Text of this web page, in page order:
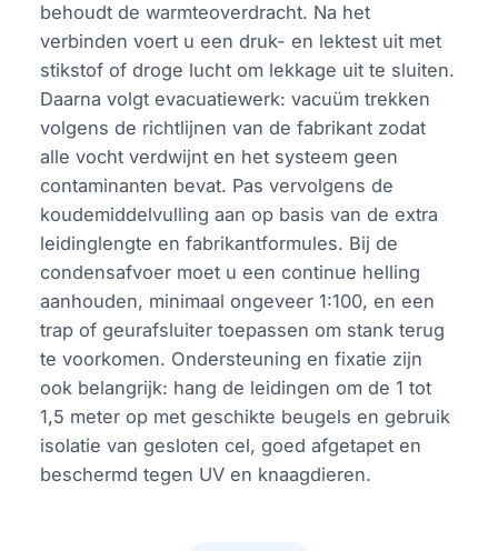
behoudt de warmteoverdracht. Na het
verbinden voert u een druk- en lektest uit met
stikstof of droge lucht om lekkage uit te sluiten.
Daarna volgt evacuatiewerk: vacuüm trekken
volgens de richtlijnen van de fabrikant zodat
alle vocht verdwijnt en het systeem geen
contaminanten bevat. Pas vervolgens de
koudemiddelvulling aan op basis van de extra
leidinglengte en fabrikantformules. Bij de
condensafvoer moet u een continue helling
aanhouden, minimaal ongeveer 1:100, en een
trap of geurafsluiter toepassen om stank terug
te voorkomen. Ondersteuning en fixatie zijn
ook belangrijk: hang de leidingen om de 1 tot
1,5 meter op met geschikte beugels en gebruik
isolatie van gesloten cel, goed afgetapet en
beschermd tegen UV en knaagdieren.